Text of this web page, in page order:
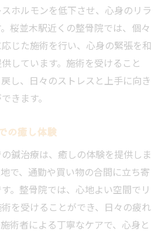
ホルモンを低下させ、心身のリラ
桜並木駅近くの整骨院では、個々
じた施術を行い、心身の緊張を和
しています。施術を受けること
し、日々のストレスと上手に向き
きます。
の癒し体験
鍼治療は、癒しの体験を提供しま
で、通勤や買い物の合間に立ち寄
。整骨院では、心地よい空間でリ
を受けることができ、日々の疲れ
術者による丁寧なケアで、心身と